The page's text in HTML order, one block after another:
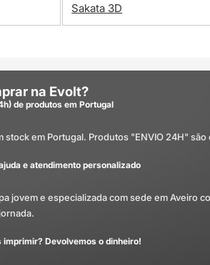
Sakata 3D
na Evolt?
de produtos em Portugal
stock em Portugal. Produtos "ENVIO 24H"
e atendimento personalizado
jovem e especializada com sede em Aveiro
imprimir? Devolvemos o dinheiro!